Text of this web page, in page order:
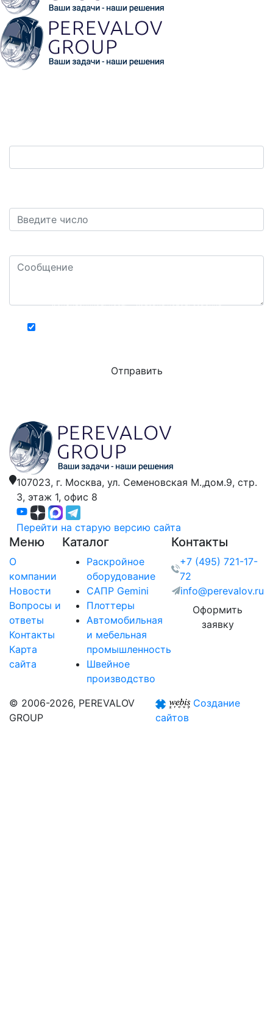
Конфиденциальность - Условия использования
107023, г. Москва, ул. Семеновская М.,дом.9, стр.
3, этаж 1, офис 8
Перейти на старую версию сайта
Меню
О
компании
Новости
Вопросы и
ответы
Контакты
Карта
сайта
Каталог
Раскройное
оборудование
САПР Gemini
Плоттеры
Автомобильная
и мебельная
промышленность
Швейное
производство
Контакты
+7 (495) 721-17-
72
info@perevalov.ru
Оформить
заявку
© 2006-2026, PEREVALOV
GROUP
Создание
сайтов